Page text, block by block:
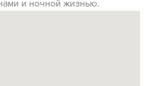
и ночной жизнью.